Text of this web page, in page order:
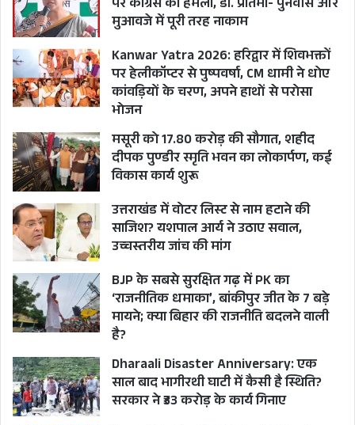
लिए जमीनों की खरीद फरोख्त का काम किया। ग्रेटर
नोएडा में पट्टों को औने पौने दाम पर नौकरशाहों के
परिवारजनों को बेचा गया।
ग्रेटर नोएडा के चिटहेरा गांव भूमि घोटाले
में हुए नामजद
मामला उत्तर प्रदेश के ग्रेटर नोएडा के चिटहेरा गांव का है।
गांव में पट्टों की जमीन के क्रय-विक्रय में नियमों को ताक
पर रखा गया था। अपर जिलाधिकारी (वित्त एवं राजस्व)
वंदिता श्रीवास्तव की जांच में इसका खुलासा हुआ है। जांच
के आधार पर चिटहेरा गांव के लेखपाल शीतला प्रसाद ने
भू-माफिया यशपाल तोमर समेत कुल नौ लोगों के खिलाफ
शनिवार को दादरी कोतवाली में मामला दर्ज कराया। मामले
में नामजद तीन लोग उत्तराखंड के तीन नौकरशाहों के
परिवार से हैं। यह ज़मीनें काफी पहले खरीदी गई हैं। पुलिस
इस बात की जांच में जुटी है कि यशपाल तोमर इन
पर कांग्रेस का हमला, डॉ. प्रतिमा- पुनर्वास और
मुआवजे में पूरी तरह नाकाम
Kanwar Yatra 2026: हरिद्वार में शिवभक्तों
पर हेलीकॉप्टर से पुष्पवर्षा, CM धामी ने धोए
कांवड़ियों के चरण, अपने हाथों से परोसा
भोजन
मसूरी को 17.80 करोड़ की सौगात, शहीद
दीपक पुण्डीर स्मृति भवन का लोकार्पण, कई
विकास कार्य शुरू
उत्तराखंड में वोटर लिस्ट से नाम हटाने की
साजिश? यशपाल आर्य ने उठाए सवाल,
उच्चस्तरीय जांच की मांग
BJP के सबसे सुरक्षित गढ़ में PK का
‘राजनीतिक धमाका’, बांकीपुर जीत के 7 बड़े
मायने; क्या बिहार की राजनीति बदलने वाली
है?
Dharaali Disaster Anniversary: एक
साल बाद भागीरथी घाटी में कैसी है स्थिति?
सरकार ने ₹33 करोड़ के कार्य गिनाए